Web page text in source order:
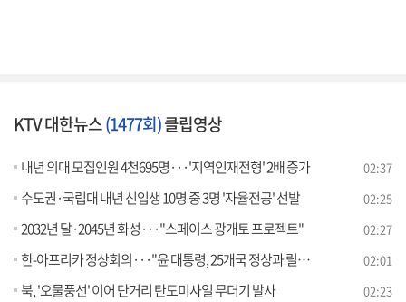
KTV 대한뉴스(1477회)클립영상
내년 의대 모집인원 4천695명···'지역인재전형' 2배 증가 02:37
수도권·국립대 내년 신입생 10명 중 3명 '자율전공' 선발 02:25
2032년 달·2045년 화성···"스페이스 광개토 프로젝트" 02:27
한-아프리카 정상회의···"윤 대통령, 25개국 정상과 릴레이 회담" 02:01
북, '오물풍선' 이어 단거리 탄도미사일 무더기 발사 02:23